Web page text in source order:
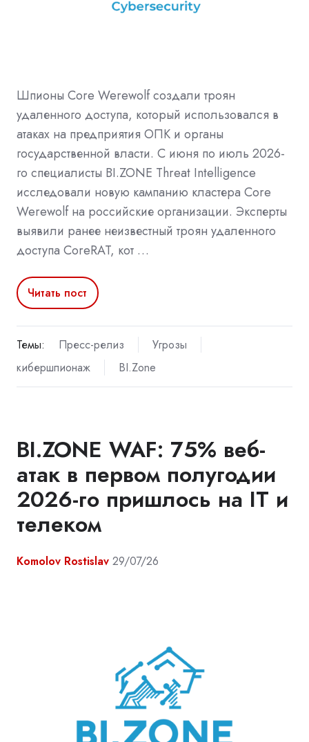
Шпионы Core Werewolf создали троян
удаленного доступа, который использовался в
атаках на предприятия ОПК и органы
государственной власти. С июня по июль 2026-
го специалисты BI.ZONE Threat Intelligence
исследовали новую кампанию кластера Core
Werewolf на российские организации. Эксперты
выявили ранее неизвестный троян удаленного
доступа CoreRAT, кот …
Читать пост
Темы: Пресс-релиз
Угрозы
кибершпионаж
BI.Zone
BI.ZONE WAF: 75% веб-
атак в первом полугодии
2026-го пришлось на IT и
телеком
Komolov Rostislav 29/07/26